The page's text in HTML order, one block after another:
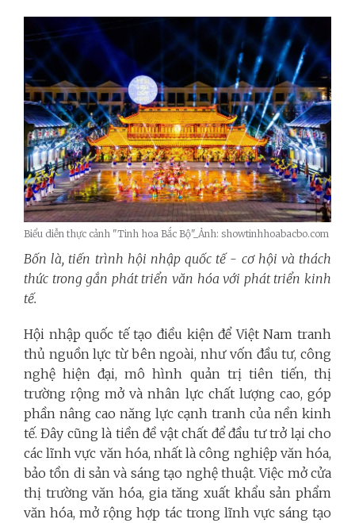
Biểu diễn thực cảnh "Tinh hoa Bắc Bộ"_Ảnh: showtinhhoabacbo.com
Bốn là, tiến trình hội nhập quốc tế - cơ hội và thách
thức trong gắn phát triển văn hóa với phát triển kinh
tế.
Hội nhập quốc tế tạo điều kiện để Việt Nam tranh
thủ nguồn lực từ bên ngoài, như vốn đầu tư, công
nghệ hiện đại, mô hình quản trị tiên tiến, thị
trường rộng mở và nhân lực chất lượng cao, góp
phần nâng cao năng lực cạnh tranh của nền kinh
tế. Đây cũng là tiền đề vật chất để đầu tư trở lại cho
các lĩnh vực văn hóa, nhất là công nghiệp văn hóa,
bảo tồn di sản và sáng tạo nghệ thuật. Việc mở cửa
thị trường văn hóa, gia tăng xuất khẩu sản phẩm
văn hóa, mở rộng hợp tác trong lĩnh vực sáng tạo